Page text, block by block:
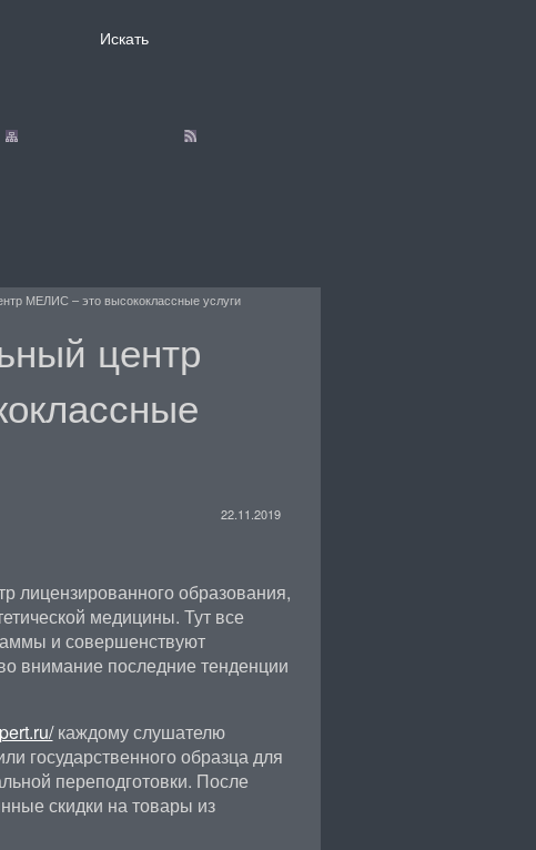
МЕЛИС – это высококлассные услуги
центр
22.11.2019
лицензированного образования,
медицины. Тут все
и совершенствуют
внимание последние тенденции
каждому слушателю
государственного образца для
переподготовки. После
скидки на товары из